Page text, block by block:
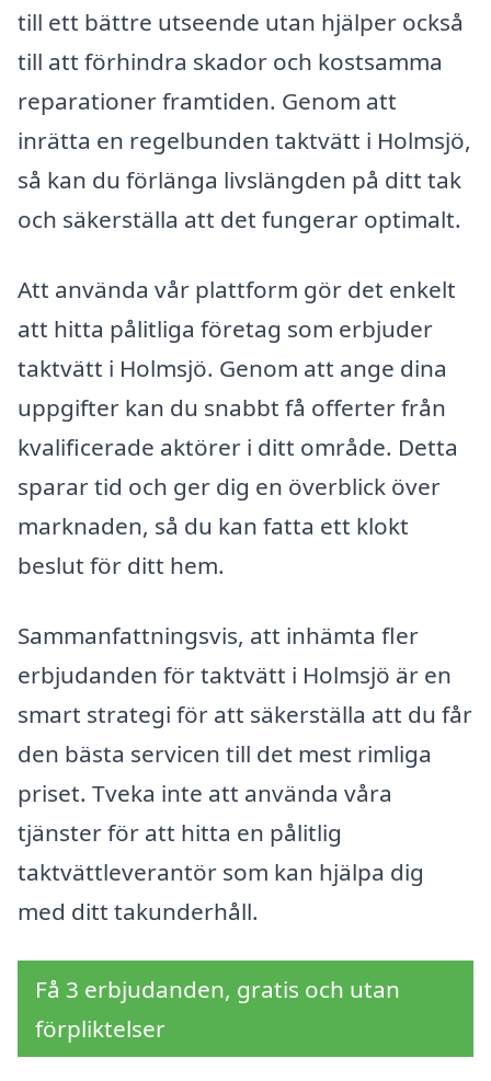
till ett bättre utseende utan hjälper också
till att förhindra skador och kostsamma
reparationer framtiden. Genom att
inrätta en regelbunden taktvätt i Holmsjö,
så kan du förlänga livslängden på ditt tak
och säkerställa att det fungerar optimalt.
Att använda vår plattform gör det enkelt
att hitta pålitliga företag som erbjuder
taktvätt i Holmsjö. Genom att ange dina
uppgifter kan du snabbt få offerter från
kvalificerade aktörer i ditt område. Detta
sparar tid och ger dig en överblick över
marknaden, så du kan fatta ett klokt
beslut för ditt hem.
Sammanfattningsvis, att inhämta fler
erbjudanden för taktvätt i Holmsjö är en
smart strategi för att säkerställa att du får
den bästa servicen till det mest rimliga
priset. Tveka inte att använda våra
tjänster för att hitta en pålitlig
taktvättleverantör som kan hjälpa dig
med ditt takunderhåll.
Få 3 erbjudanden, gratis och utan
förpliktelser